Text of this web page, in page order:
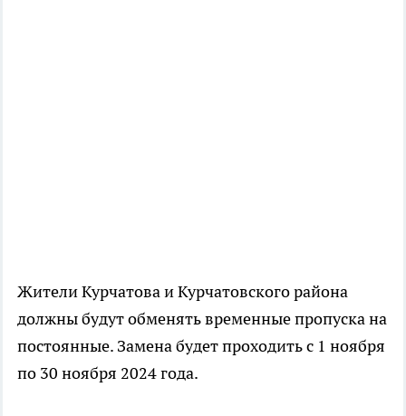
Жители Курчатова и Курчатовского района
должны будут обменять временные пропуска на
постоянные. Замена будет проходить с 1 ноября
по 30 ноября 2024 года.